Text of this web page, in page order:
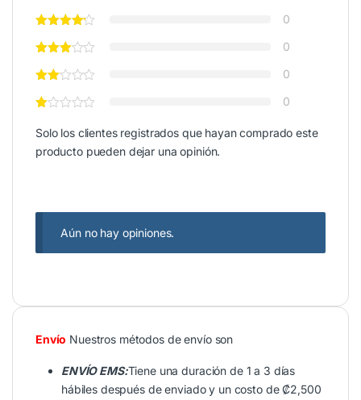
0
0
0
0
Solo los clientes registrados que hayan comprado este
producto pueden dejar una opinión.
Aún no hay opiniones.
Envío Nuestros métodos de envío son
ENVÍO EMS:Tiene una duración de 1 a 3 días
hábiles después de enviado y un costo de ₡2,500